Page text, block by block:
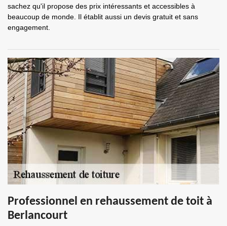
sachez qu'il propose des prix intéressants et accessibles à
beaucoup de monde. Il établit aussi un devis gratuit et sans
engagement.
Professionnel en rehaussement de toit à
Berlancourt